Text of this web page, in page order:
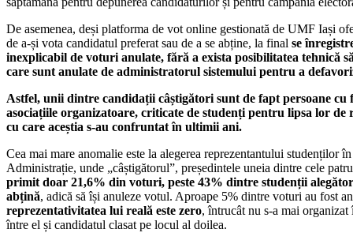
De asemenea, deși platforma de vot online gestionată de UMF Iași
de a-și vota candidatul preferat sau de a se abține, la final se
inexplicabil de voturi anulate, fără a exista posibilitatea tehnică
care sunt anulate de administratorul sistemului pentru a
Astfel, unii dintre candidații câștigători sunt de fapt persoane cu
asociațiile organizatoare, criticate de studenți pentru lipsa lor de
cu care aceștia s-au confruntat în ultimii ani.
Cea mai mare anomalie este la alegerea reprezentantului studenților
Administrație, unde „câștigătorul”, președintele uneia dintre cele
primit doar 21,6% din voturi, peste 43% dintre studenții
abțină, adică să își anuleze votul. Aproape 5% dintre voturi au fost
reprezentativitatea lui reală este zero, întrucât nu s-a mai
între el și candidatul clasat pe locul al doilea.